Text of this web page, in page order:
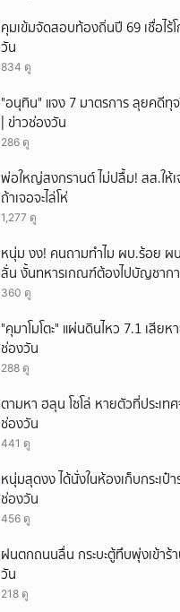
คุมเข้มจัดสอบท้องถิ่นปี 69 เชื่อไร้
วัน
834 ดู
"อนุทิน" แจง 7 มาตรการ ลุยคดี
| ข่าวช่องวัน
286 ดู
พ่อใหญ่สงกรานต์ ไม่ปลื้ม! สส.ให้เ
ถ้าเจอจะไล่โห่
1,277 ดู
หนุ่ม งง! คนถามทำไม ผบ.ร้อย ผ
ลั่น งั้นทหารเกณฑ์ต้องไปบัญชากา
360 ดู
"คุมาโมโตะ" แผ่นดินไหว 7.1 เสีย
ช่องวัน
288 ดู
ตามหา ฮลุน โซโล่ หายตัวที่ประเท
ช่องวัน
441 ดู
หนุ่มสุดงง ได้นั่งในห้องเก็บกระเป๋
ช่องวัน
456 ดู
ฝนตกถนนลื่น กระบะตู้ทึบพุ่งเข้าร้
วัน
218 ดู